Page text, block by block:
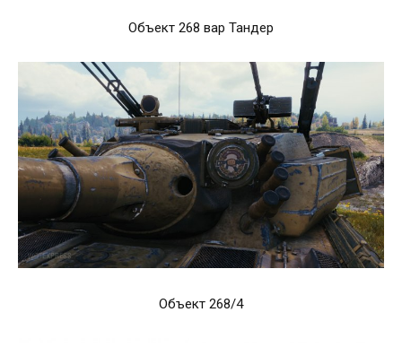
Объект 268 вар Тандер
Объект 268/4